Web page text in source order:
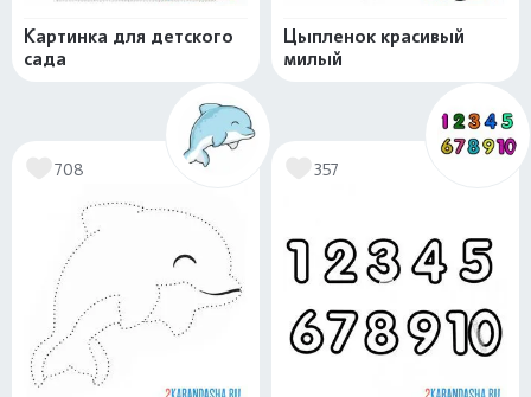
Картинка для детского
сада
Цыпленок красивый
милый
708 357